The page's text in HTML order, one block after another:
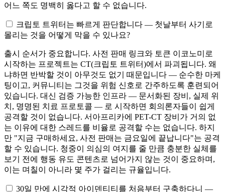
어느 쪽도 명백히 옳다고 할 수 없습니다.
크립토 트위터는 빠르게 판단합니다 — 첫날부터 사기로
몰리는 것을 어떻게 막을 수 있나요?
출시 순서가 중요합니다. 사전 판매 링크와 토큰 이코노미로
시작하는 프로젝트는 CT(크립토 트위터)에서 파괴됩니다. 왜
냐하면 반박할 것이 아무것도 없기 때문입니다 — 순수한 마케
팅이고, 커뮤니티는 그것을 위험 신호로 간주하도록 훈련되어
있습니다. 대신 검증 가능한 인프라 — 문서화된 장비, 실제 위
치, 명명된 치료 프로토콜 — 로 시작하면 회의론자들이 쉽게
공격할 것이 없습니다. 서아프리카에 PET-CT 장비가 거의 없
는 이유에 대한 스레드를 비율로 공격할 수는 없습니다. 하지
만 "지금 구매하세요, 사전 판매는 금요일에 끝납니다"는 공격
할 수 있습니다. 청중이 의심의 여지를 줄 만큼 충분한 실체를
보기 전에 행동 유도 콘텐츠로 넘어가지 않는 것이 중요하며,
이는 며칠이 아니라 몇 주가 걸리는 규율입니다.
30일 만에 시각적 아이덴티티를 처음부터 구축하다니 —